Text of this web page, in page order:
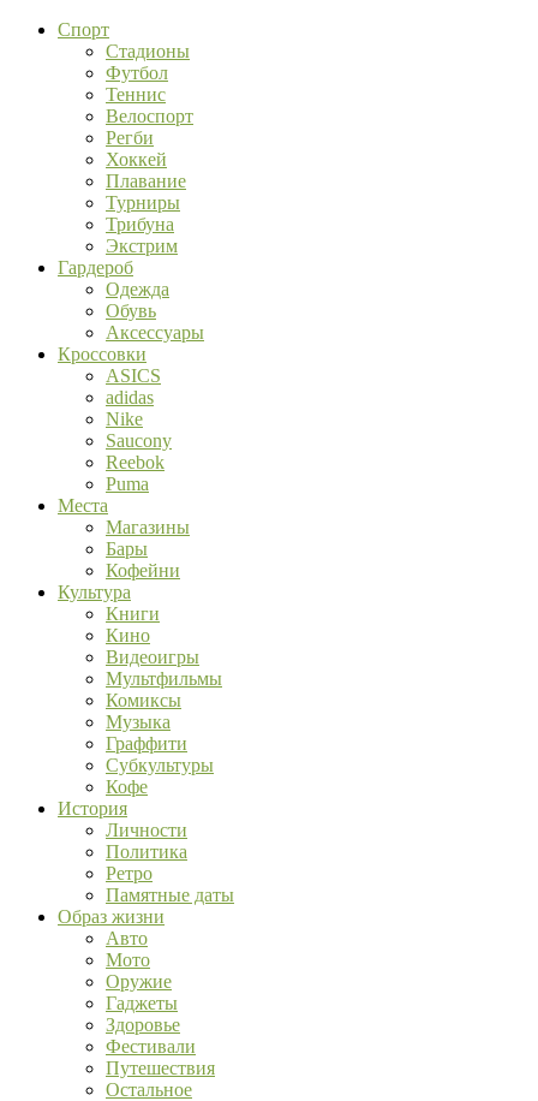
Спорт
Стадионы
Футбол
Теннис
Велоспорт
Регби
Хоккей
Плавание
Турниры
Трибуна
Экстрим
Гардероб
Одежда
Обувь
Аксессуары
Кроссовки
ASICS
adidas
Nike
Saucony
Reebok
Puma
Места
Магазины
Бары
Кофейни
Культура
Книги
Кино
Видеоигры
Мультфильмы
Комиксы
Музыка
Граффити
Субкультуры
Кофе
История
Личности
Политика
Ретро
Памятные даты
Образ жизни
Авто
Мото
Оружие
Гаджеты
Здоровье
Фестивали
Путешествия
Остальное